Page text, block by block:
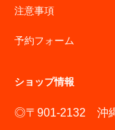
注意事項
予約フォーム
ショップ情報
◎〒901-2132 沖縄